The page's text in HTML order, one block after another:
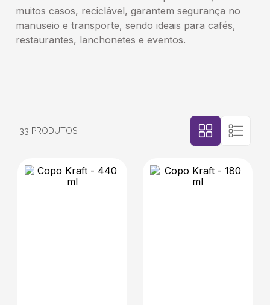
muitos casos, reciclável, garantem segurança no
manuseio e transporte, sendo ideais para cafés,
restaurantes, lanchonetes e eventos.
33 PRODUTOS
4º transporte
5 º caixas
bebidas